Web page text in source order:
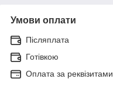
Умови оплати
Післяплата
Готівкою
Оплата за реквізитами